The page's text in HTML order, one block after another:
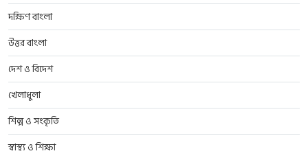
দক্ষিণ বাংলা
উত্তর বাংলা
দেশ ও বিদেশ
খেলাধুলা
শিল্প ও সংকৃতি
স্বাস্থ্য ও শিক্ষা